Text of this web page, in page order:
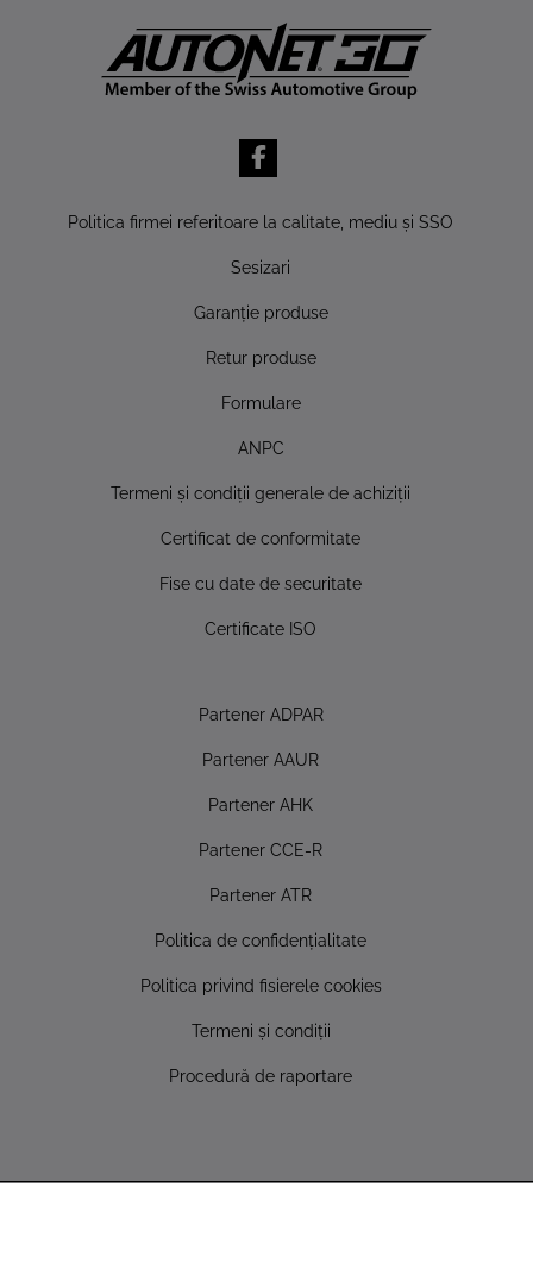
Politica firmei referitoare la calitate, mediu şi SSO
Sesizari
Garanţie produse
Retur produse
Formulare
ANPC
Termeni şi condiţii generale de achiziţii
Certificat de conformitate
Fise cu date de securitate
Certificate ISO
Partener ADPAR
Partener AAUR
Partener AHK
Partener CCE-R
Partener ATR
Politica de confidențialitate
Politica privind fisierele cookies
Termeni și condiții
Procedură de raportare